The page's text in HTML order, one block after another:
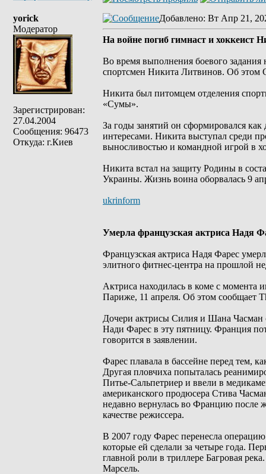
yorick
Модератор
Зарегистрирован:
27.04.2004
Сообщения: 96473
Откуда: г.Киев
Добавлено: Вт Апр 21,
На войне погиб гимнаст и хоккеист
Во время выполнения боевого
спортсмен Никита Литвинов. Об
Никита был питомцем отделения
«Сумы».
За годы занятий он сформировался
интересами. Никита выступал среди
выносливостью и командной игрой в
Никита встал на защиту Родины в
Украины. Жизнь воина оборвалась 9
ukrinform
Умерла французская актриса Надя
Французская актриса Надя Фарес
элитного фитнес-центра на прошлой
Актриса находилась в коме с
Париже, 11 апреля. Об этом сообщает
Дочери актрисы Силия и Шана Часман
Нади Фарес в эту пятницу. Франция
говорится в заявлении.
Фарес плавала в бассейне перед тем,
Другая пловчиха попыталась
Питье-Сальпетриер и ввели в
американского продюсера Стива
недавно вернулась во Францию
качестве режиссера.
В 2007 году Фарес перенесла
которые ей сделали за четыре года.
главной роли в триллере Багровая
Марсель.